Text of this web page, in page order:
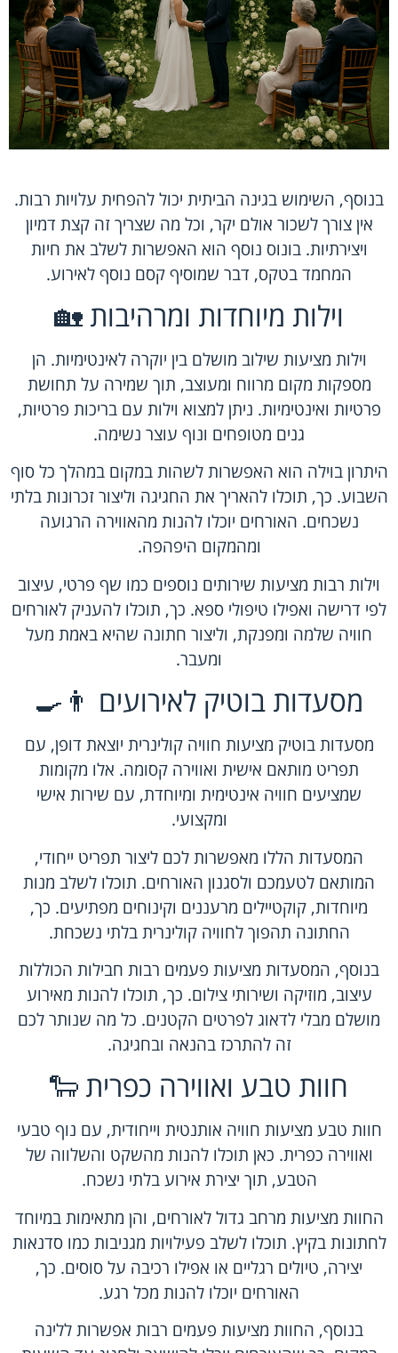
בנוסף, השימוש בגינה הביתית יכול להפחית עלויות רבות.
אין צורך לשכור אולם יקר, וכל מה שצריך זה קצת דמיון
ויצירתיות. בונוס נוסף הוא האפשרות לשלב את חיות
המחמד בטקס, דבר שמוסיף קסם נוסף לאירוע.
וילות מיוחדות ומרהיבות 🏡
וילות מציעות שילוב מושלם בין יוקרה לאינטימיות. הן
מספקות מקום מרווח ומעוצב, תוך שמירה על תחושת
פרטיות ואינטימיות. ניתן למצוא וילות עם בריכות פרטיות,
גנים מטופחים ונוף עוצר נשימה.
היתרון בוילה הוא האפשרות לשהות במקום במהלך כל סוף
השבוע. כך, תוכלו להאריך את החגיגה וליצור זכרונות בלתי
נשכחים. האורחים יוכלו להנות מהאווירה הרגועה
ומהמקום היפהפה.
וילות רבות מציעות שירותים נוספים כמו שף פרטי, עיצוב
לפי דרישה ואפילו טיפולי ספא. כך, תוכלו להעניק לאורחים
חוויה שלמה ומפנקת, וליצור חתונה שהיא באמת מעל
ומעבר.
מסעדות בוטיק לאירועים 👨‍🍳
מסעדות בוטיק מציעות חוויה קולינרית יוצאת דופן, עם
תפריט מותאם אישית ואווירה קסומה. אלו מקומות
שמציעים חוויה אינטימית ומיוחדת, עם שירות אישי
ומקצועי.
המסעדות הללו מאפשרות לכם ליצור תפריט ייחודי,
המותאם לטעמכם ולסגנון האורחים. תוכלו לשלב מנות
מיוחדות, קוקטיילים מרעננים וקינוחים מפתיעים. כך,
החתונה תהפוך לחוויה קולינרית בלתי נשכחת.
בנוסף, המסעדות מציעות פעמים רבות חבילות הכוללות
עיצוב, מוזיקה ושירותי צילום. כך, תוכלו להנות מאירוע
מושלם מבלי לדאוג לפרטים הקטנים. כל מה שנותר לכם
זה להתרכז בהנאה ובחגיגה.
חוות טבע ואווירה כפרית 🐑
חוות טבע מציעות חוויה אותנטית וייחודית, עם נוף טבעי
ואווירה כפרית. כאן תוכלו להנות מהשקט והשלווה של
הטבע, תוך יצירת אירוע בלתי נשכח.
החוות מציעות מרחב גדול לאורחים, והן מתאימות במיוחד
לחתונות בקיץ. תוכלו לשלב פעילויות מגניבות כמו סדנאות
יצירה, טיולים רגליים או אפילו רכיבה על סוסים. כך,
האורחים יוכלו להנות מכל רגע.
בנוסף, החוות מציעות פעמים רבות אפשרות ללינה